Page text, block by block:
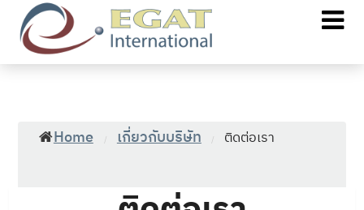
Home / เกี่ยวกับบริษัท / ติดต่อเรา